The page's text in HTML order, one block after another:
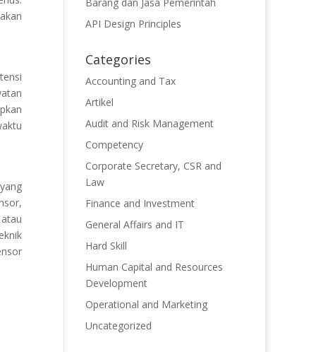
API Design Principles
Categories
Accounting and Tax
Artikel
Audit and Risk Management
Competency
Corporate Secretary, CSR and
Law
Finance and Investment
General Affairs and IT
Hard Skill
Human Capital and Resources
Development
Operational and Marketing
Uncategorized